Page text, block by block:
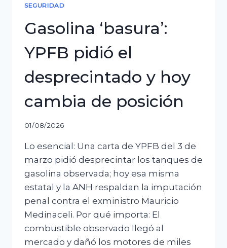
SEGURIDAD
Gasolina ‘basura’:
YPFB pidió el
desprecintado y hoy
cambia de posición
01/08/2026
Lo esencial: Una carta de YPFB del 3 de
marzo pidió desprecintar los tanques de
gasolina observada; hoy esa misma
estatal y la ANH respaldan la imputación
penal contra el exministro Mauricio
Medinaceli. Por qué importa: El
combustible observado llegó al
mercado y dañó los motores de miles